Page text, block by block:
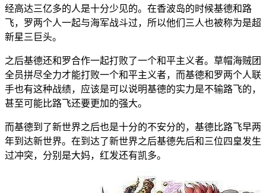
经高达三亿多的人是十分少见的。在香波岛的时候基德和路
飞，罗两个人一起与海军战斗过，所以他们三人也被称为是超
新星三巨头。
之后基德还和罗合作一起打败了一个和平主义者。草帽海贼团
全员拼尽全力才能打败一个和平主义者，而基德和罗两个人联
手也有这种战绩，应该是可以说明基德的实力是不输路飞的，
甚至可能比路飞还要更加的强大。
而基德到了新世界之后也是十分的不安分的，基德比路飞早两
年到达新世界。在到达了新世界之后基德先后和三位四皇发生
过冲突，分别是大妈，红发还有凯多。